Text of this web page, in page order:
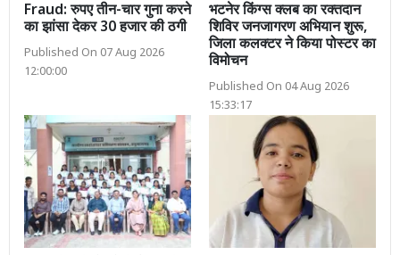
Fraud: रुपए तीन-चार गुना करने
का झांसा देकर 30 हजार की ठगी
Published On 07 Aug 2026
12:00:00
भटनेर किंग्स क्लब का रक्तदान
शिविर जनजागरण अभियान शुरू,
जिला कलक्टर ने किया पोस्टर का
विमोचन
Published On 04 Aug 2026
15:33:17